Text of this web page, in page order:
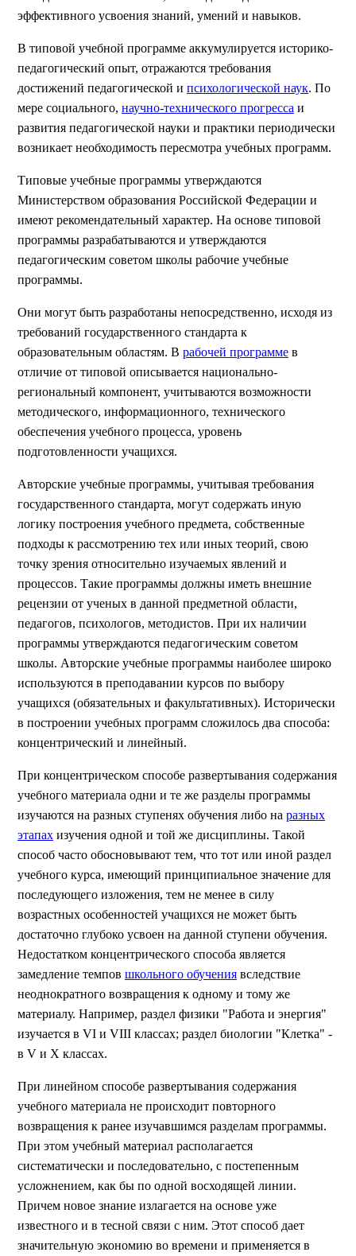
эффективного усвоения знаний, умений и навыков.
В типовой учебной программе аккумулируется историко-
педагогический опыт, отражаются требования
достижений педагогической и психологической наук. По
мере социального, научно-технического прогресса и
развития педагогической науки и практики периодически
возникает необходимость пересмотра учебных программ.
Типовые учебные программы утверждаются
Министерством образования Российской Федерации и
имеют рекомендательный характер. На основе типовой
программы разрабатываются и утверждаются
педагогическим советом школы рабочие учебные
программы.
Они могут быть разработаны непосредственно, исходя из
требований государственного стандарта к
образовательным областям. В рабочей программе в
отличие от типовой описывается национально-
региональный компонент, учитываются возможности
методического, информационного, технического
обеспечения учебного процесса, уровень
подготовленности учащихся.
Авторские учебные программы, учитывая требования
государственного стандарта, могут содержать иную
логику построения учебного предмета, собственные
подходы к рассмотрению тех или иных теорий, свою
точку зрения относительно изучаемых явлений и
процессов. Такие программы должны иметь внешние
рецензии от ученых в данной предметной области,
педагогов, психологов, методистов. При их наличии
программы утверждаются педагогическим советом
школы. Авторские учебные программы наиболее широко
используются в преподавании курсов по выбору
учащихся (обязательных и факультативных). Исторически
в построении учебных программ сложилось два способа:
концентрический и линейный.
При концентрическом способе развертывания содержания
учебного материала одни и те же разделы программы
изучаются на разных ступенях обучения либо на разных
этапах изучения одной и той же дисциплины. Такой
способ часто обосновывают тем, что тот или иной раздел
учебного курса, имеющий принципиальное значение для
последующего изложения, тем не менее в силу
возрастных особенностей учащихся не может быть
достаточно глубоко усвоен на данной ступени обучения.
Недостатком концентрического способа является
замедление темпов школьного обучения вследствие
неоднократного возвращения к одному и тому же
материалу. Например, раздел физики "Работа и энергия"
изучается в VI и VIII классах; раздел биологии "Клетка" -
в V и X классах.
При линейном способе развертывания содержания
учебного материала не происходит повторного
возвращения к ранее изучавшимся разделам программы.
При этом учебный материал располагается
систематически и последовательно, с постепенным
усложнением, как бы по одной восходящей линии.
Причем новое знание излагается на основе уже
известного и в тесной связи с ним. Этот способ дает
значительную экономию во времени и применяется в